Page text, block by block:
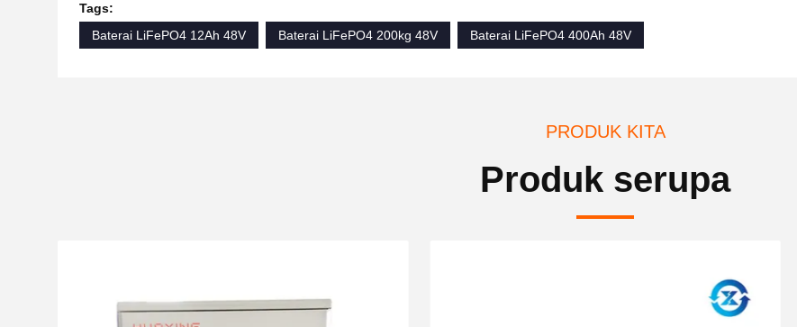
Tags:
Baterai LiFePO4 12Ah 48V
Baterai LiFePO4 200kg 48V Baterai LiFePO4 400Ah 48V
PRODUK KITA
Produk serupa